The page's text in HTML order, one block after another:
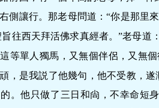
側讓行。那老母問道：“你是那里
往西天拜活佛求真經者。”老母道
等單人獨馬，又無個伴侶，又無
，是我説了他幾句，他不受教，
。他只做了三日和尙，不幸命短